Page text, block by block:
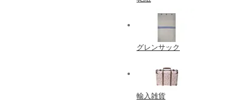
グレンサック
輸入雑貨